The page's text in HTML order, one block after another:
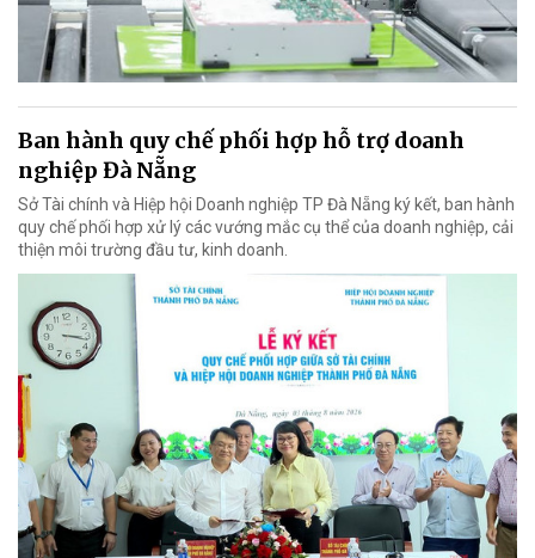
Ban hành quy chế phối hợp hỗ trợ doanh
nghiệp Đà Nẵng
Sở Tài chính và Hiệp hội Doanh nghiệp TP Đà Nẵng ký kết, ban hành
quy chế phối hợp xử lý các vướng mắc cụ thể của doanh nghiệp, cải
thiện môi trường đầu tư, kinh doanh.